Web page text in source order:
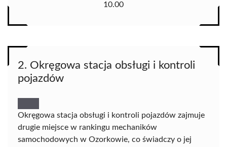
10.00
2. Okręgowa stacja obsługi i kontroli
pojazdów
Okręgowa stacja obsługi i kontroli pojazdów zajmuje
drugie miejsce w rankingu mechaników
samochodowych w Ozorkowie, co świadczy o jej